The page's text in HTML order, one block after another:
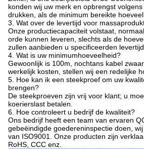
konden wij uw merk en opbrengst
drukken, als de minimum bereikte
3. Wat over de levertijd voor
Onze productiecapaciteit volstaat,
orde kunnen leveren, slechts als de
zullen aanbieden u specificeerden levertijd.
4. Wat is uw minimumhoeveelheid?
Gewoonlijk is 100m, nochtans kabel
werkelijk kosten, stellen wij een redelijke
5. Hoe kan ik een steekproef om uw
brengen?
De steekproeven zijn vrij voor klant; u
koerierslast betalen.
6. Hoe controleert u bedrijf de kwaliteit?
Ons bedrijf heeft een team van ervaren
gebeëindigde goedereninspectie doen,
van ISO9001. Onze producten zijn
RoHS, CCC enz.